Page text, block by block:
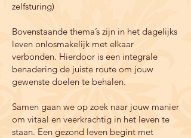
zelfsturing)
Bovenstaande thema’s zijn in het dagelijks
leven onlosmakelijk met elkaar
verbonden. Hierdoor is een integrale
benadering de juiste route om jouw
gewenste doelen te behalen.
Samen gaan we op zoek naar jouw manier
om vitaal en veerkrachtig in het leven te
staan. Een gezond leven begint met